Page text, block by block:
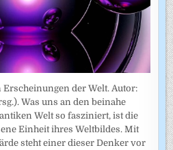
der Welt. Autor:
Was uns an den beinahe
Welt so fasziniert, ist die
Einheit ihres Weltbildes. Mit
steht einer dieser Denker vor